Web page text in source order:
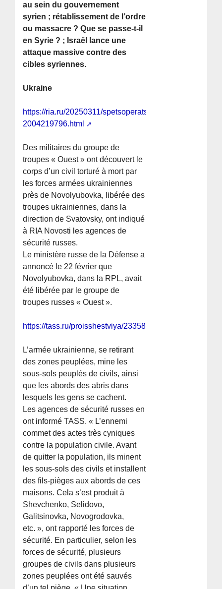
au sein du gouvernement
syrien ; rétablissement de l’ordre
ou massacre ? Que se passe-t-il
en Syrie ? ; Israël lance une
attaque massive contre des
cibles syriennes.
Ukraine
https://ria.ru/20250311/spetsoperatsiya-
2004219796.html
Des militaires du groupe de
troupes « Ouest » ont découvert le
corps d’un civil torturé à mort par
les forces armées ukrainiennes
près de Novolyubovka, libérée des
troupes ukrainiennes, dans la
direction de Svatovsky, ont indiqué
à RIA Novosti les agences de
sécurité russes.
Le ministère russe de la Défense a
annoncé le 22 février que
Novolyubovka, dans la RPL, avait
été libérée par le groupe de
troupes russes « Ouest ».
https://tass.ru/proisshestviya/23358873
L’armée ukrainienne, se retirant
des zones peuplées, mine les
sous-sols peuplés de civils, ainsi
que les abords des abris dans
lesquels les gens se cachent.
Les agences de sécurité russes en
ont informé TASS. « L’ennemi
commet des actes très cyniques
contre la population civile. Avant
de quitter la population, ils minent
les sous-sols des civils et installent
des fils-pièges aux abords de ces
maisons. Cela s’est produit à
Shevchenko, Selidovo,
Galitsinovka, Novogrodovka,
etc. », ont rapporté les forces de
sécurité. En particulier, selon les
forces de sécurité, plusieurs
groupes de civils dans plusieurs
zones peuplées ont été sauvés